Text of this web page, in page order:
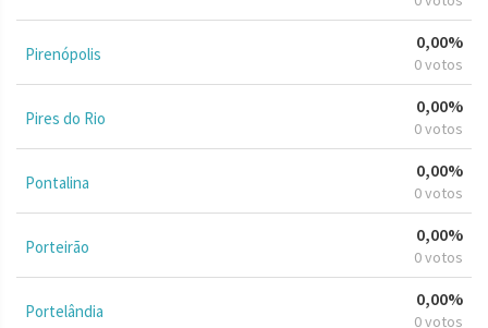
Pirenópolis
0,00%
0 votos
Pires do Rio
0,00%
0 votos
Pontalina
0,00%
0 votos
Porteirão
0,00%
0 votos
Portelândia
0,00%
0 votos